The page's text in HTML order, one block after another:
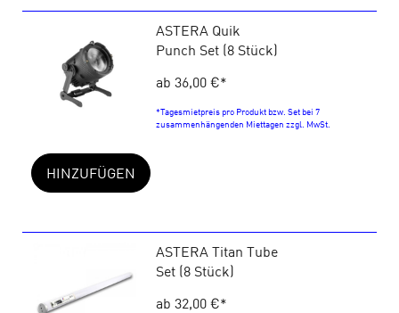
ASTERA Quik
Punch Set (8 Stück)
ab 36,00 €*
*Tagesmietpreis pro Produkt bzw. Set bei 7
zusammenhängenden Miettagen zzgl. MwSt.
HINZUFÜGEN
ASTERA Titan Tube
Set (8 Stück)
ab 32,00 €*